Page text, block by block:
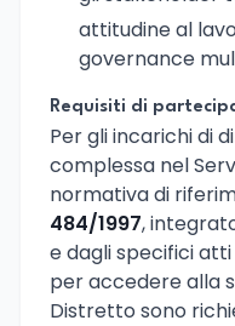
attitudine al
governance
Requisiti di
Per gli incarichi di
complessa nel
normativa di
484/1997,
e dagli specifici atti
per accedere alla
Distretto sono